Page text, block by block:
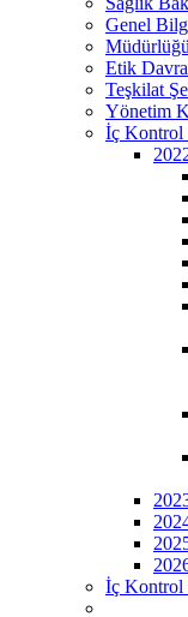
Genel
Etik
Teşkilat
Yönetim
İç Kontrol
İç Kontrol